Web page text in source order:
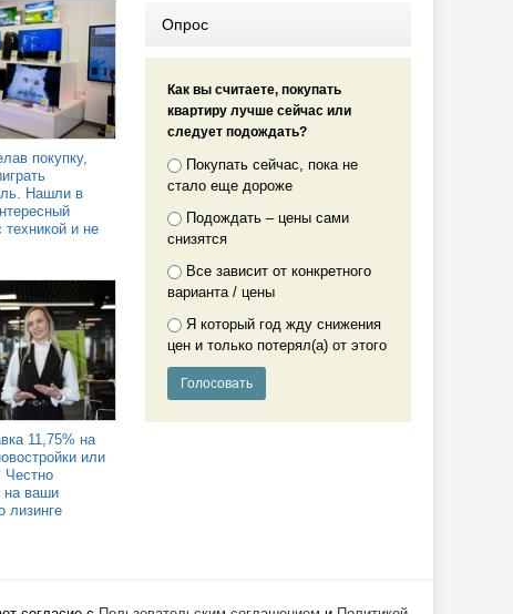
покупку,
Нашли в
техникой и не
11,75% на
или
Честно
на ваши
лизинге
Опрос
Как вы считаете, покупать
квартиру лучше сейчас или
следует подождать?
Покупать сейчас, пока не
стало еще дороже
Подождать – цены сами
снизятся
Все зависит от конкретного
варианта / цены
Я который год жду снижения
цен и только потерял(а) от этого